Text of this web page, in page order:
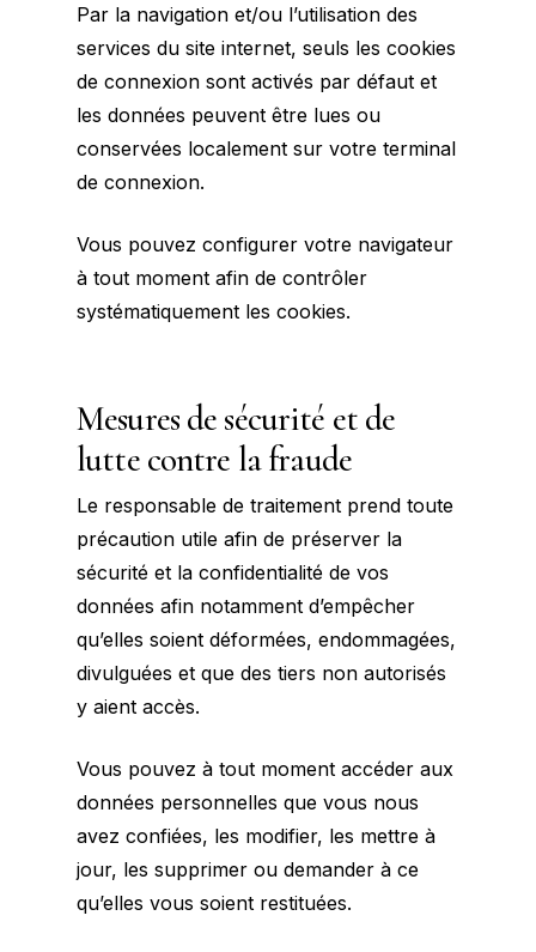
Par la navigation et/ou l’utilisation des
services du site internet, seuls les cookies
de connexion sont activés par défaut et
les données peuvent être lues ou
conservées localement sur votre terminal
de connexion.
Vous pouvez configurer votre navigateur
à tout moment afin de contrôler
systématiquement les cookies.
Mesures de sécurité et de
lutte contre la fraude
Le responsable de traitement prend toute
précaution utile afin de préserver la
sécurité et la confidentialité de vos
données afin notamment d’empêcher
qu’elles soient déformées, endommagées,
divulguées et que des tiers non autorisés
y aient accès.
Vous pouvez à tout moment accéder aux
données personnelles que vous nous
avez confiées, les modifier, les mettre à
jour, les supprimer ou demander à ce
qu’elles vous soient restituées.